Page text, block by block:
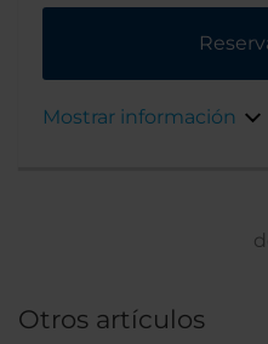
el distrito del diseño
Mostrar información
Otros artículos